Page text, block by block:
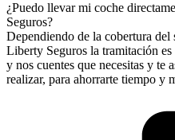
¿Puedo llevar mi coche
Seguros?
Dependiendo de la cobertura del
Liberty Seguros la tramitación
y nos cuentes que necesitas y te
realizar, para ahorrarte tiempo y